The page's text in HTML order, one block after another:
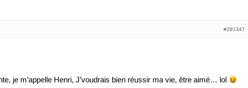
#291347
je m’appelle Henri, J’voudrais bien réussir ma vie, être aimé… lol